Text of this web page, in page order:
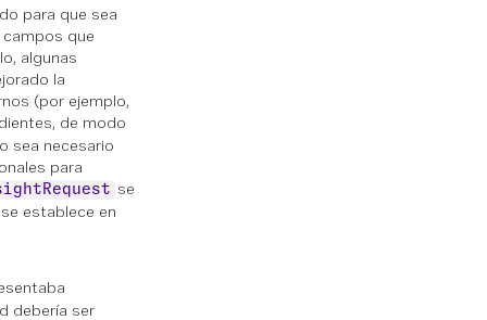
para que sea
que
algunas
la
(por ejemplo,
de modo
sea necesario
para
se
establece en
debería ser